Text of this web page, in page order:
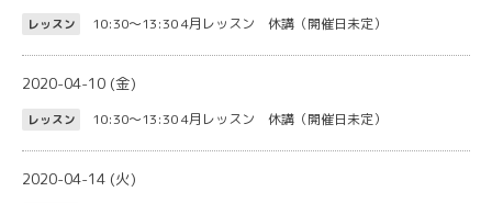
レッスン 10:30～13:30 4月レッスン 休講（開催日未定）
2020-04-10 (金)
レッスン 10:30～13:30 4月レッスン 休講（開催日未定）
2020-04-14 (火)